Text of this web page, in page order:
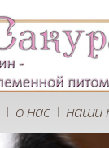
| о нас | наши